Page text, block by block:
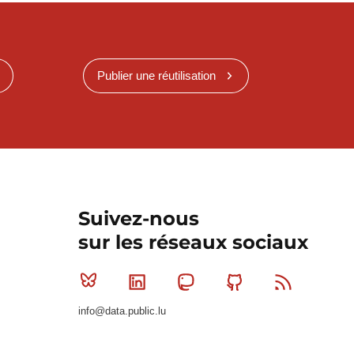
Publier une réutilisation
Suivez-nous
sur les réseaux sociaux
Bluesky Linkedin MastodonGithub
info@data.public.lu